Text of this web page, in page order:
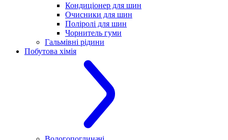
Кондиціонер для шин
Очисники для шин
Поліролі для шин
Чорнитель гуми
Гальмівні рідини
Побутова хімія